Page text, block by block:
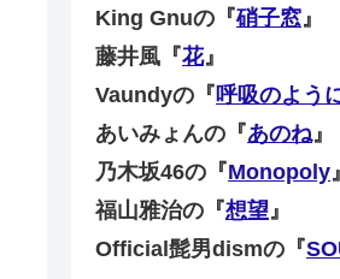
King Gnuの『硝子窓』
藤井風『花』
Vaundyの『呼吸のよう
あいみょんの『あのね』
乃木坂46の『Monopoly』
福山雅治の『想望』
Official髭男dismの『